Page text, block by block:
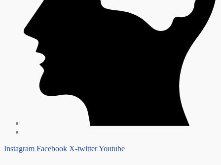
Instagram Facebook X-twitterYoutube